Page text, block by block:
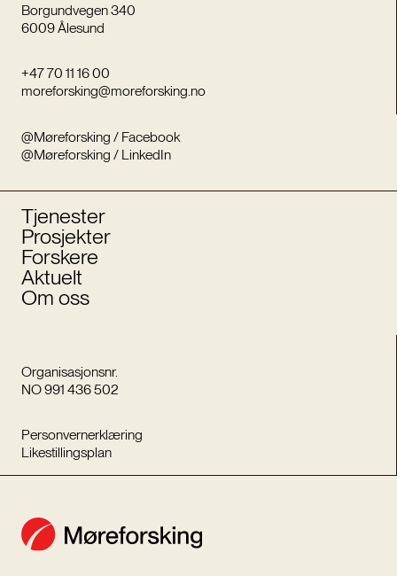
Borgundvegen 340
6009 Ålesund
+47 70 11 16 00
moreforsking@moreforsking.no
@Møreforsking / Facebook
@Møreforsking / LinkedIn
Organisasjonsnr.
NO 991 436 502
Personvernerklæring
Likestillingsplan
Tjenester
Prosjekter
Forskere
Aktuelt
Om oss